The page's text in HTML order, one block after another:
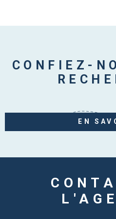
CONFIEZ-
EN